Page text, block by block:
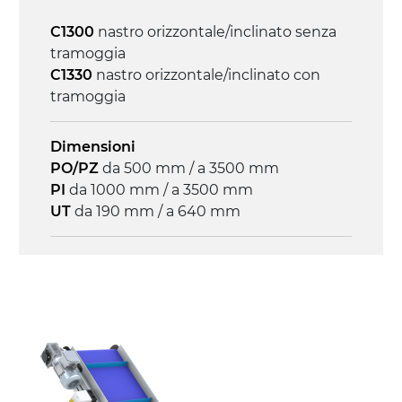
3.4 m/minuto
Controllo
C1300 nastro orizzontale/inclinato senza
tramoggia
C1330 nastro orizzontale/inclinato con
tramoggia
Dimensioni
PO/PZ da 500 mm / a 3500 mm
PI da 1000 mm / a 3500 mm
UT da 190 mm / a 640 mm
Sponde
profilato estruso in lega di alluminio